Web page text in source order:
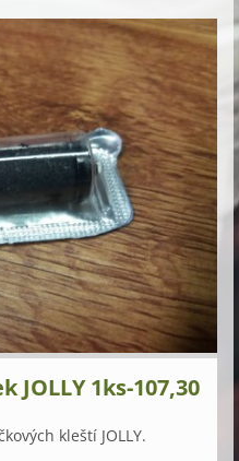
JOLLY 1ks-107,30
kleští JOLLY.